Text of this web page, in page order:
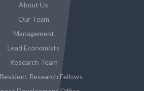
About Us
Our Team
Management
Lead Economists
Research Team
Research Fellows